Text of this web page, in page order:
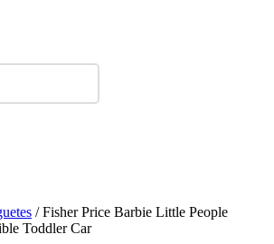
/ Fisher Price Barbie Little People
Toddler Car